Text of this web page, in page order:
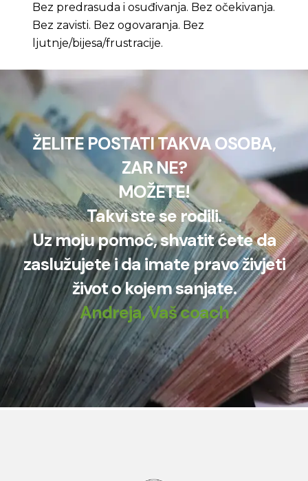
Bez predrasuda i osuđivanja. Bez očekivanja.
Bez zavisti. Bez ogovaranja. Bez
ljutnje/bijesa/frustracije.
ŽELITE POSTATI TAKVA OSOBA,
ZAR NE?
MOŽETE!
Takvi ste se rodili.
Uz moju pomoć, shvatit ćete da
zaslužujete i da imate pravo živjeti
život o kojem sanjate.
Andreja, Vaš coach